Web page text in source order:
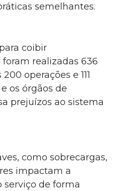
semelhantes.
coibir
realizadas 636
operações e 111
os órgãos de
prejuízos ao sistema
como sobrecargas,
impactam a
de forma